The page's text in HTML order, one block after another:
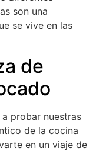
son una
se vive en las
de
probar nuestras
de la cocina
en un viaje de